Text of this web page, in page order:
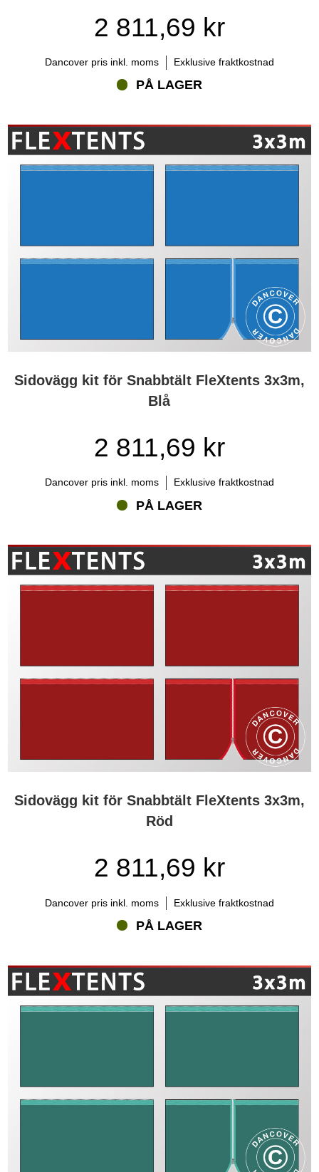
2 811,69 kr
Dancover pris inkl. moms Exklusive fraktkostnad
PÅ LAGER
Sidovägg kit för Snabbtält FleXtents 3x3m,
Blå
2 811,69 kr
Dancover pris inkl. moms Exklusive fraktkostnad
PÅ LAGER
Sidovägg kit för Snabbtält FleXtents 3x3m,
Röd
2 811,69 kr
Dancover pris inkl. moms Exklusive fraktkostnad
PÅ LAGER